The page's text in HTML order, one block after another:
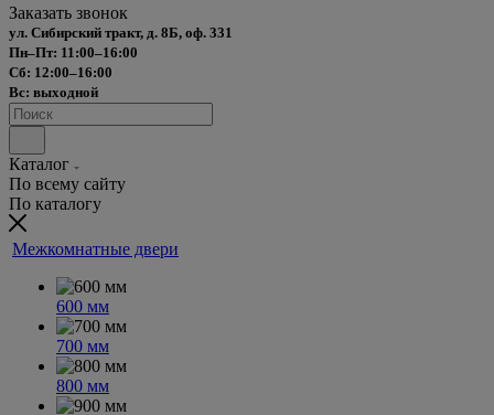
Заказать звонок
ул. Сибирский тракт, д. 8Б, оф. 331
Пн–Пт: 11:00–16:00
Сб: 12:00–16:00
Вс: выходной
Каталог
По всему сайту
По каталогу
Межкомнатные двери
600 мм
700 мм
800 мм